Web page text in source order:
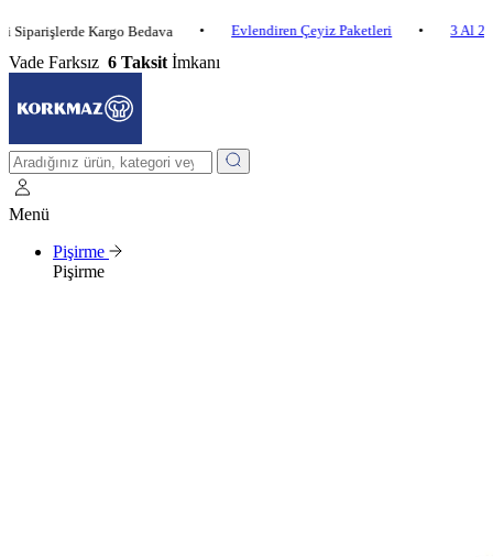
Kargo Bedava • Evlendiren Çeyiz Paketleri • 3 Al 2 Öde
Vade Farksız 6 Taksit İmkanı
Menü
Pişirme
Pişirme